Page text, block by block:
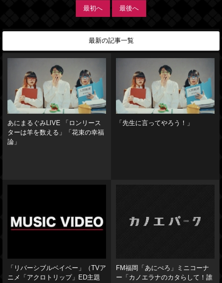
最初へ 最後へ
最新の記事一覧
あにまるぐみLIVE 「ロンリース
ターは羊を数える」「花束の幸福
論」
「先生に言ってやろう！」
「リバーシブルベイベー」（TVア
ニメ「アクロトリップ」ED主題
FM福岡「あにぺろ」ミニコーナ
ー「カノエラナのカタらして！誰